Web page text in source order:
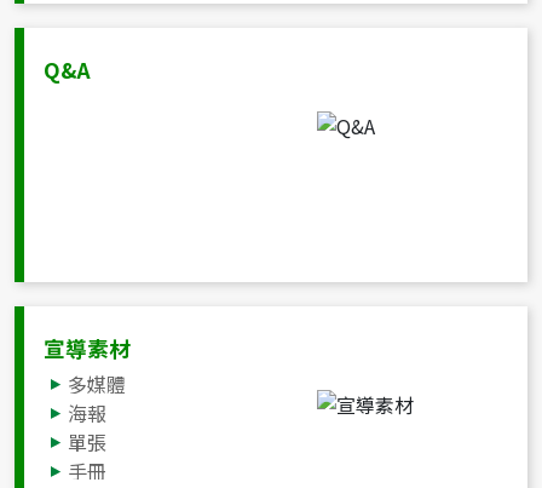
Q&A
宣導素材
多媒體
海報
單張
手冊